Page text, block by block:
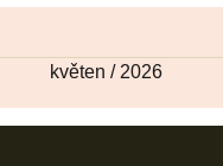
květen / 2026